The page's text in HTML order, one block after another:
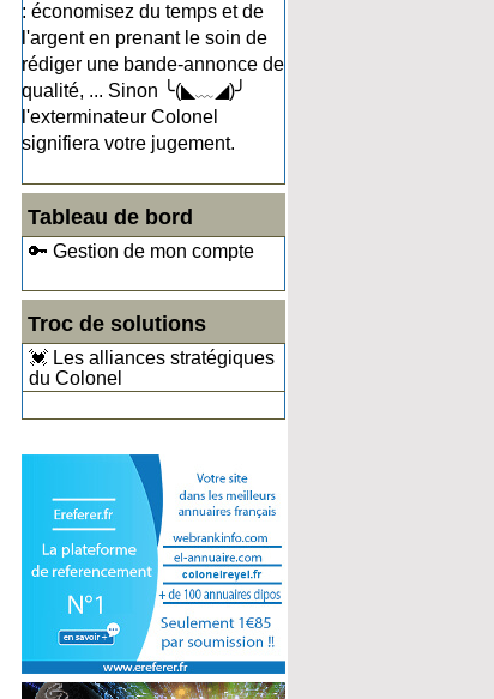
: économisez du temps et de
l'argent en prenant le soin de
rédiger une bande-annonce de
qualité, ... Sinon ╰(◣﹏◢)╯
l'exterminateur Colonel
signifiera votre jugement.
Tableau de bord
🔑 Gestion de mon compte
Troc de solutions
💓 Les alliances stratégiques
du Colonel